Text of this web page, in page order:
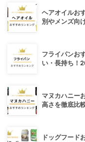
ヘアオイルお
別やメンズ向
フライパンお
い・長持ち！
マヌカハニー
高さを徹底比
ドッグフード